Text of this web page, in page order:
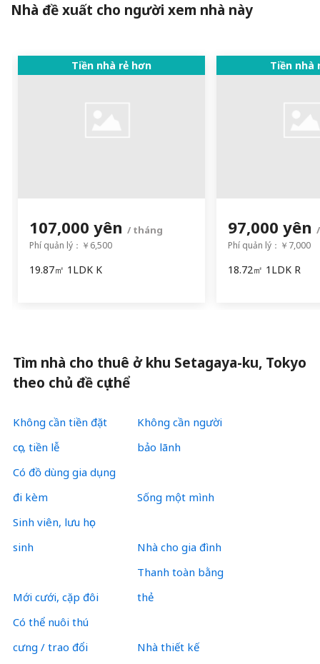
Nhà đề xuất cho người xem nhà này
Tiền nhà rẻ hơn
107,000 yên / tháng
Phí quản lý：￥6,500
19.87㎡ 1LDK K
Tiền nhà
97,000 yên
Phí quản lý：￥7,000
18.72㎡ 1LDK R
Tìm nhà cho thuê ở khu Setagaya-ku, Tokyo
theo chủ đề cụ thể
Không cần tiền đặt
cọc, tiền lễ
Không cần người
bảo lãnh
Có đồ dùng gia dụng
đi kèm
Sống một mình
Sinh viên, lưu học
sinh
Nhà cho gia đình
Mới cưới, cặp đôi
Thanh toàn bằng
thẻ
Có thể nuôi thú
cưng / trao đổi
Nhà thiết kế